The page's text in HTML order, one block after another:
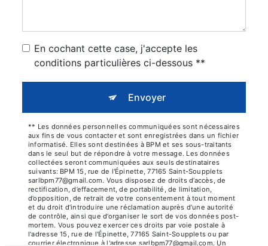
En cochant cette case, j'accepte les
conditions particulières ci-dessous **
Envoyer
** Les données personnelles communiquées sont nécessaires
aux fins de vous contacter et sont enregistrées dans un fichier
informatisé. Elles sont destinées à BPM et ses sous-traitants
dans le seul but de répondre à votre message. Les données
collectées seront communiquées aux seuls destinataires
suivants: BPM 15, rue de l'Épinette, 77165 Saint-Soupplets
sarlbpm77@gmail.com. Vous disposez de droits d’accès, de
rectification, d’effacement, de portabilité, de limitation,
d’opposition, de retrait de votre consentement à tout moment
et du droit d’introduire une réclamation auprès d’une autorité
de contrôle, ainsi que d’organiser le sort de vos données post-
mortem. Vous pouvez exercer ces droits par voie postale à
l'adresse 15, rue de l'Épinette, 77165 Saint-Soupplets ou par
courrier électronique à l'adresse sarlbpm77@gmail.com. Un